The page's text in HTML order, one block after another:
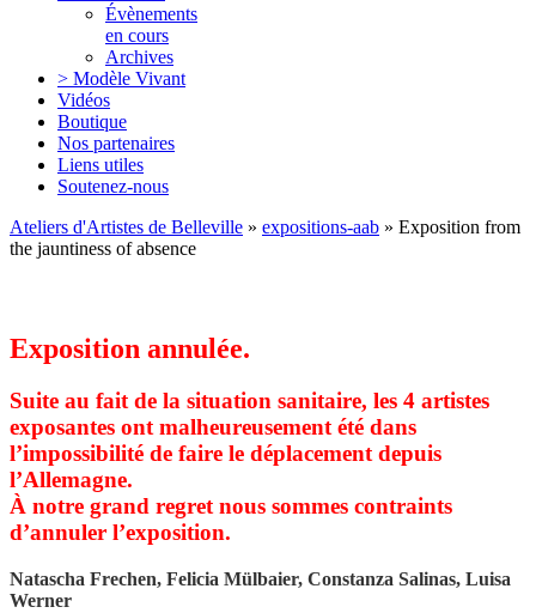
Évènements
en cours
Archives
> Modèle Vivant
Vidéos
Boutique
Nos partenaires
Liens utiles
Soutenez-nous
Ateliers d'Artistes de Belleville » expositions-aab » Exposition from
the jauntiness of absence
Exposition annulée.
Suite au fait de la situation sanitaire, les 4 artistes
exposantes ont malheureusement été dans
l’impossibilité de faire le déplacement depuis
l’Allemagne.
À notre grand regret nous sommes contraints
d’annuler l’exposition.
Natascha Frechen, Felicia Mülbaier, Constanza Salinas, Luisa
Werner